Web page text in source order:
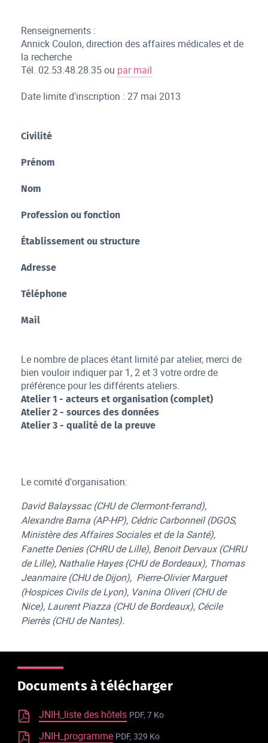
Renseignements :
Annick Coulon, direction des affaires médicales et de
la recherche
Tél. 02.53.48.28.35 ou par mail
Date limite d'inscription : 27 mai 2013
Civilité
Prénom
Nom
Profession ou fonction
Établissement ou structure
Adresse
Téléphone
Mail
Le nombre de places étant limité par atelier, merci de
bien vouloir indiquer par 1, 2 et 3 votre ordre de
préférence pour les différents ateliers.
Atelier 1 - acteurs et organisation (complet)
Atelier 2 - sources des données
Atelier 3 - qualité de la preuve
Le comité d'organisation:
David Balayssac (CHU de Clermont-ferrand),
Alexandre Barna (AP-HP), Cédric Carbonneil (DGOS,
Ministère des Affaires Sociales et de la Santé),
Fanette Denies (CHRU de Lille), Benoit Dervaux (CHRU
de Lille), Nathalie Hayes (CHU de Bordeaux), Thomas
Jeanmaire (CHU de Dijon), Pierre-Olivier Marguet
(Hospices Civils de Lyon), Vanina Oliveri (CHU de
Nice), Laurent Piazza (CHU de Bordeaux), Cécile
Pierrès (CHU de Nantes).
Documents à télécharger
JNIH_liste des hôtels PDF, 7 Ko
JNIH_programme PDF, 329 Ko